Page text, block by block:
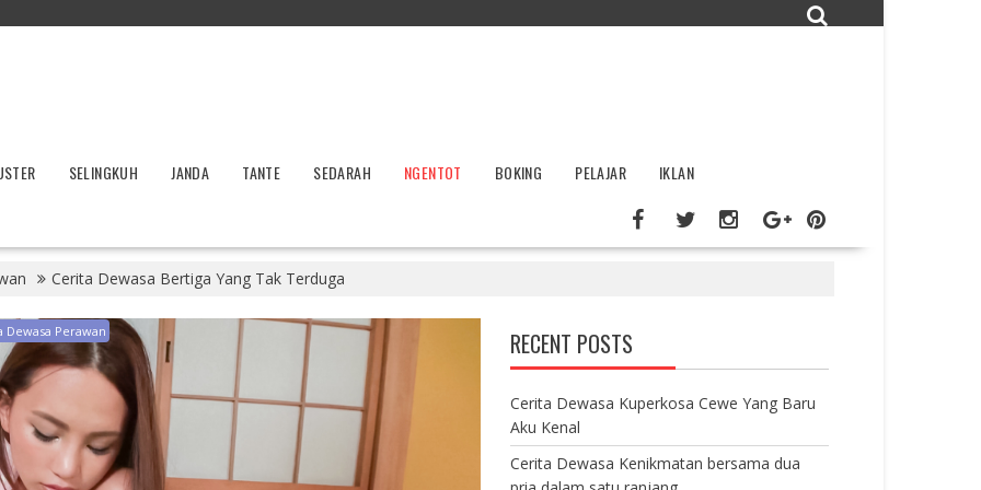
SELINGKUH JANDA TANTE SEDARAH NGENTOT BOKING PELAJAR IKLAN
Cerita Dewasa Bertiga Yang Tak Terduga
Dewasa Perawan RECENT POSTS
Cerita Dewasa Kuperkosa Cewe Yang Baru
Aku Kenal
Cerita Dewasa Kenikmatan bersama dua